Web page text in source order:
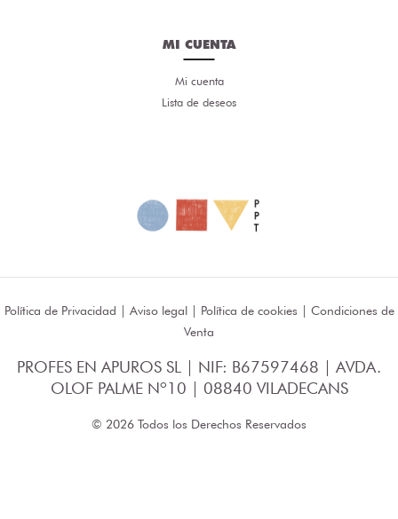
MI CUENTA
Mi cuenta
Lista de deseos
Política de Privacidad | Aviso legal| Política de cookies | Condiciones de
Venta
PROFES EN APUROS SL | NIF: B67597468 | AVDA.
OLOF PALME Nº10 | 08840 VILADECANS
© 2026 Todos los Derechos Reservados